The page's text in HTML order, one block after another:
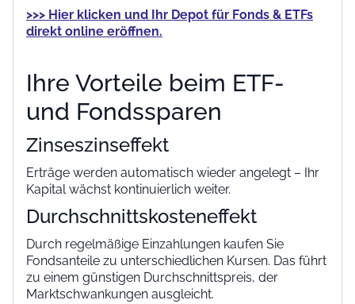
>>> Hier klicken und Ihr Depot für Fonds & ETFs
direkt online eröffnen.
Ihre Vorteile beim ETF-
und Fondssparen
Zinseszinseffekt
Erträge werden automatisch wieder angelegt – Ihr
Kapital wächst kontinuierlich weiter.
Durchschnittskosteneffekt
Durch regelmäßige Einzahlungen kaufen Sie
Fondsanteile zu unterschiedlichen Kursen. Das führt
zu einem günstigen Durchschnittspreis, der
Marktschwankungen ausgleicht.